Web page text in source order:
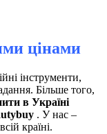
цінами
інструменти,
Більше того,
в Україні
. У нас –
країні.